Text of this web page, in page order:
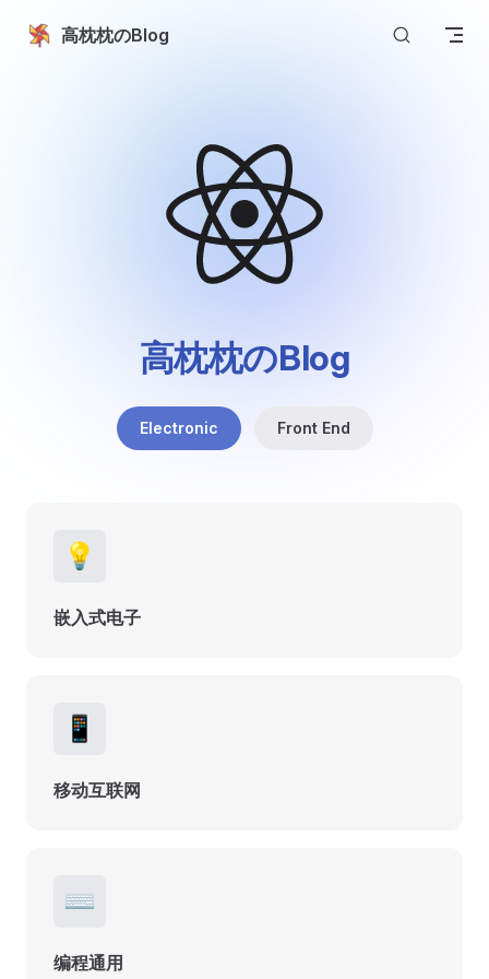
Skip to content
高枕枕のBlog
高枕枕のBlog
Electronic Front End
💡
嵌入式电子
📱
移动互联网
⌨️
编程通用